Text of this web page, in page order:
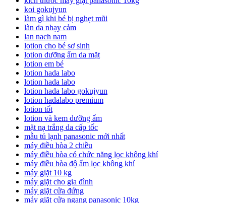
koi gokujyun
làm gì khi bé bị nghẹt mũi
làn da nhạy cảm
lan nach nam
lotion cho bé sơ sinh
lotion dưỡng ẩm da mặt
lotion em bé
lotion hada labo
lotion hada labo
lotion hada labo gokujyun
lotion hadalabo premium
lotion tốt
lotion và kem dưỡng ẩm
mặt nạ trắng da cấp tốc
mẫu tủ lạnh panasonic mới nhất
máy điều hòa 2 chiều
máy điều hòa có chức năng lọc không khí
máy điều hòa độ ẩm lọc không khí
máy giặt 10 kg
máy giặt cho gia đình
máy giặt cửa đứng
máy giặt cửa ngang panasonic 10kg